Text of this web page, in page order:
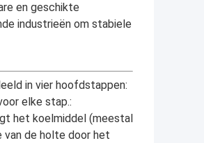
en geschikte
industrieën om stabiele
in vier hoofdstappen:
elke stap.:
het koelmiddel (meestal
van de holte door het